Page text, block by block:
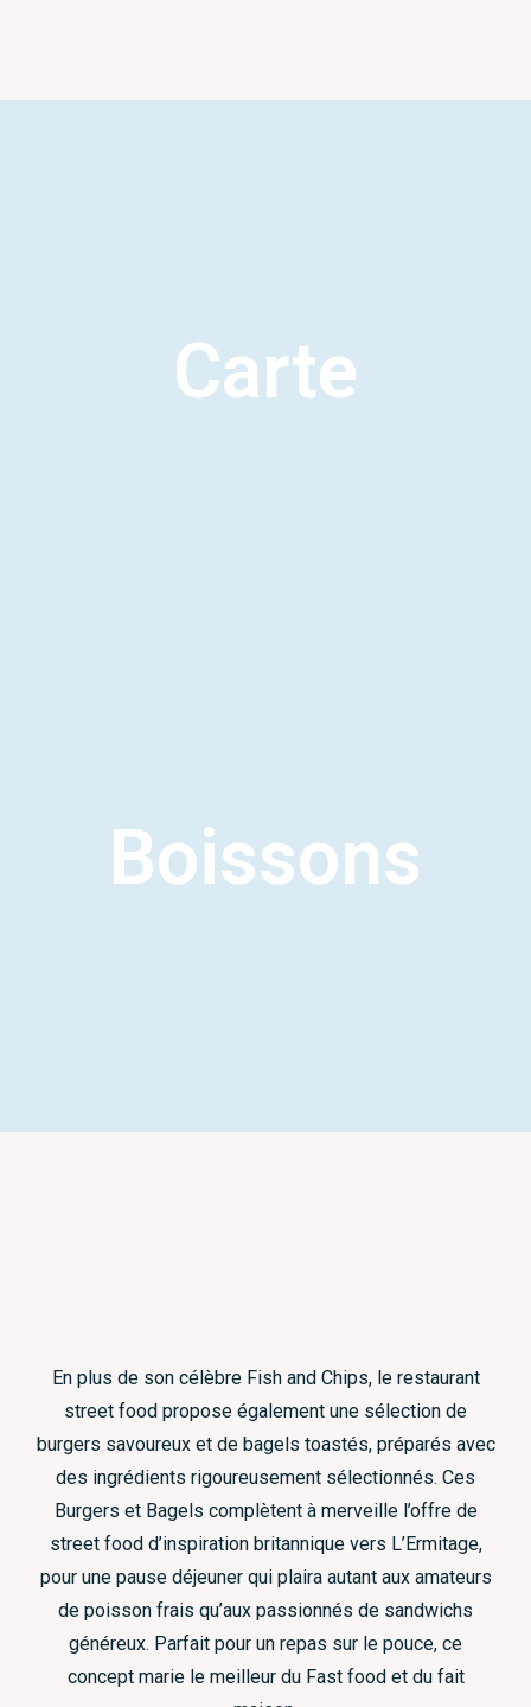
Carte
Boissons
En plus de son célèbre Fish and Chips, le restaurant
street food propose également une sélection de
burgers savoureux et de bagels toastés, préparés avec
des ingrédients rigoureusement sélectionnés. Ces
Burgers et Bagels complètent à merveille l’offre de
street food d’inspiration britannique vers L’Ermitage,
pour une pause déjeuner qui plaira autant aux amateurs
de poisson frais qu’aux passionnés de sandwichs
généreux. Parfait pour un repas sur le pouce, ce
concept marie le meilleur du Fast food et du fait